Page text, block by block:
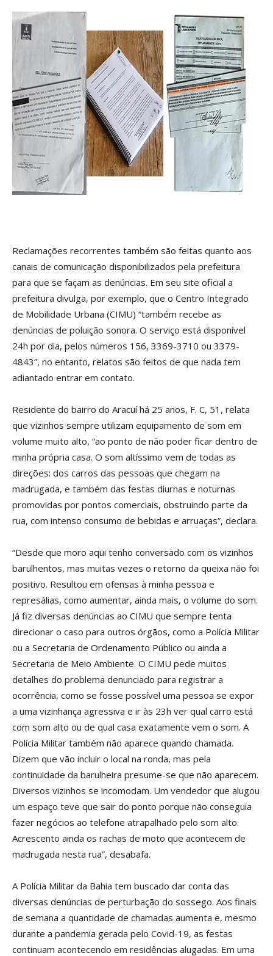
Reclamações recorrentes também são feitas quanto aos
canais de comunicação disponibilizados pela prefeitura
para que se façam as denúncias. Em seu site oficial a
prefeitura divulga, por exemplo, que o Centro Integrado
de Mobilidade Urbana (CIMU) “também recebe as
denúncias de poluição sonora. O serviço está disponível
24h por dia, pelos números 156, 3369-3710 ou 3379-
4843”, no entanto, relatos são feitos de que nada tem
adiantado entrar em contato.
Residente do bairro do Aracuí há 25 anos, F. C, 51, relata
que vizinhos sempre utilizam equipamento de som em
volume muito alto, “ao ponto de não poder ficar dentro de
minha própria casa. O som altíssimo vem de todas as
direções: dos carros das pessoas que chegam na
madrugada, e também das festas diurnas e noturnas
promovidas por pontos comerciais, obstruindo parte da
rua, com intenso consumo de bebidas e arruaças”, declara.
“Desde que moro aqui tenho conversado com os vizinhos
barulhentos, mas muitas vezes o retorno da queixa não foi
positivo. Resultou em ofensas à minha pessoa e
represálias, como aumentar, ainda mais, o volume do som.
Já fiz diversas denúncias ao CIMU que sempre tenta
direcionar o caso para outros órgãos, como a Polícia Militar
ou a Secretaria de Ordenamento Público ou ainda a
Secretaria de Meio Ambiente. O CIMU pede muitos
detalhes do problema denunciado para registrar a
ocorrência, como se fosse possível uma pessoa se expor
a uma vizinhança agressiva e ir às 23h ver qual carro está
com som alto ou de qual casa exatamente vem o som. A
Polícia Militar também não aparece quando chamada.
Dizem que vão incluir o local na ronda, mas pela
continuidade da barulheira presume-se que não aparecem.
Diversos vizinhos se incomodam. Um vendedor que alugou
um espaço teve que sair do ponto porque não conseguia
fazer negócios ao telefone atrapalhado pelo som alto.
Acrescento ainda os rachas de moto que acontecem de
madrugada nesta rua”, desabafa.
A Polícia Militar da Bahia tem buscado dar conta das
diversas denúncias de perturbação do sossego. Aos finais
de semana a quantidade de chamadas aumenta e, mesmo
durante a pandemia gerada pelo Covid-19, as festas
continuam acontecendo em residências alugadas. Em uma